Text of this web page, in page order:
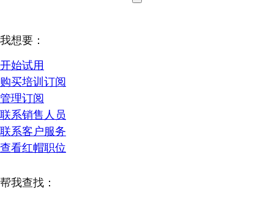
我想要：
开始试用
购买培训订阅
管理订阅
联系销售人员
联系客户服务
查看红帽职位
帮我查找：